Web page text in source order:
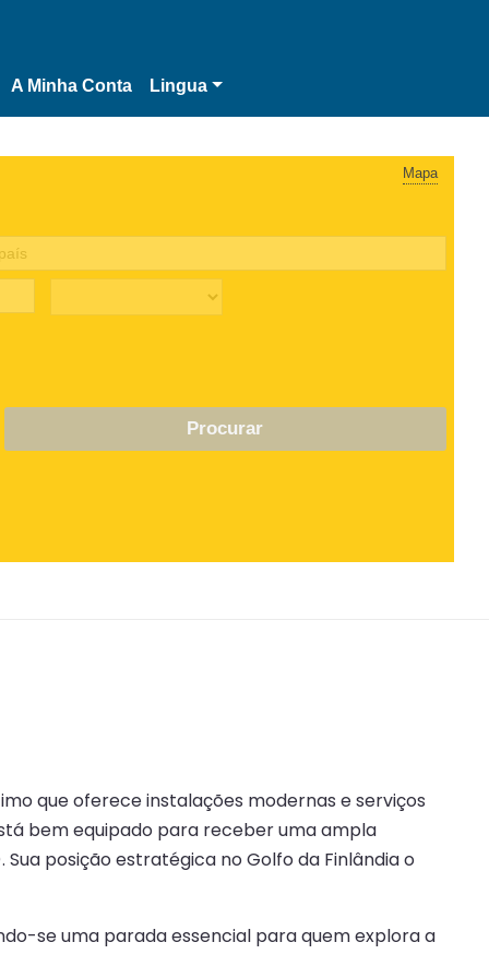
A Minha Conta Lingua
Mapa
Procurar
que oferece instalações modernas e serviços
bem equipado para receber uma ampla
posição estratégica no Golfo da Finlândia o
se uma parada essencial para quem explora a